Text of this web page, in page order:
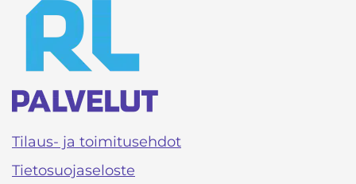
Tilaus- ja toimitusehdot
Tietosuojaseloste